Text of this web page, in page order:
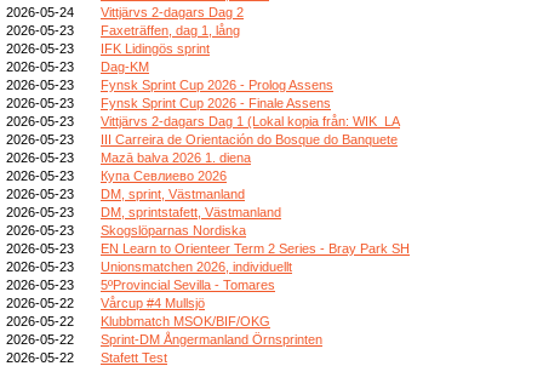
2026-05-24
Vittjärvs 2-dagars Dag 2
2026-05-23
Faxeträffen, dag 1, lång
2026-05-23
IFK Lidingös sprint
2026-05-23
Dag-KM
2026-05-23
Fynsk Sprint Cup 2026 - Prolog Assens
2026-05-23
Fynsk Sprint Cup 2026 - Finale Assens
2026-05-23
Vittjärvs 2-dagars Dag 1 (Lokal kopia från: WIK_LA
2026-05-23
III Carreira de Orientación do Bosque do Banquete
2026-05-23
Mazā balva 2026 1. diena
2026-05-23
Купа Севлиево 2026
2026-05-23
DM, sprint, Västmanland
2026-05-23
DM, sprintstafett, Västmanland
2026-05-23
Skogslöparnas Nordiska
2026-05-23
EN Learn to Orienteer Term 2 Series - Bray Park SH
2026-05-23
Unionsmatchen 2026, individuellt
2026-05-23
5ºProvincial Sevilla - Tomares
2026-05-22
Vårcup #4 Mullsjö
2026-05-22
Klubbmatch MSOK/BIF/OKG
2026-05-22
Sprint-DM Ångermanland Örnsprinten
2026-05-22
Stafett Test